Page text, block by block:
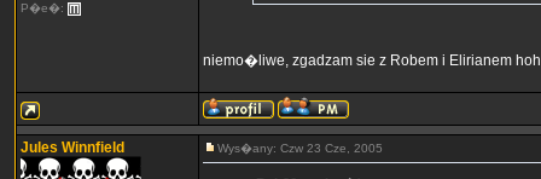
P�e�:
niemo�liwe, zgadzam sie z Robem i Elirianem
Jules Winnfield Wys�any: Czw 23 Cze, 2005